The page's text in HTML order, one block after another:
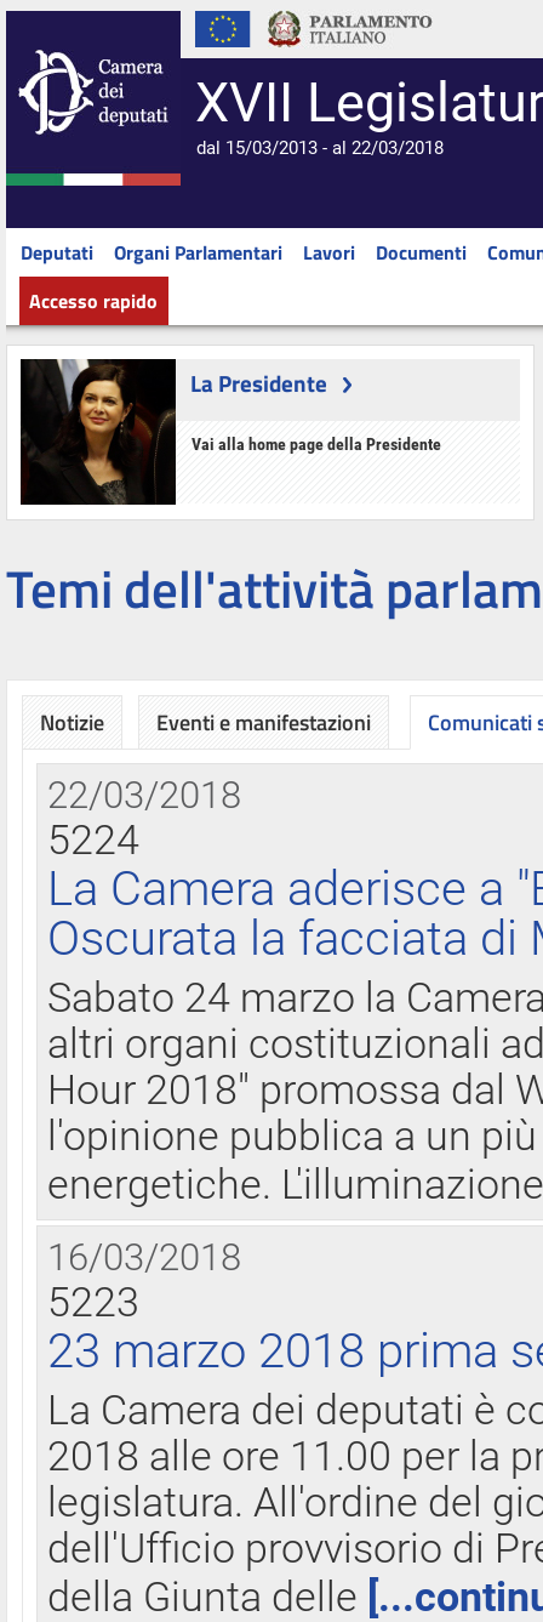
XVII
dal 15/03/2013 - al 22/03/2018
Deputati Organi Parlamentari Lavori Documenti
Accesso rapido
La Presidente
Vai alla home page della Presidente
Temi dell'attività
Notizie Eventi e manifestazioni Comunicati
22/03/2018
5224
La Camera aderisce a
Oscurata la facciata di
Sabato 24 marzo la
altri organi costituzionali
Hour 2018" promossa dal
l'opinione pubblica a un
energetiche.
16/03/2018
5223
23 marzo 2018 prima
La Camera dei deputati è
2018 alle ore 11.00 per la
legislatura. All'ordine del
dell'Ufficio provvisorio di
della Giunta delle